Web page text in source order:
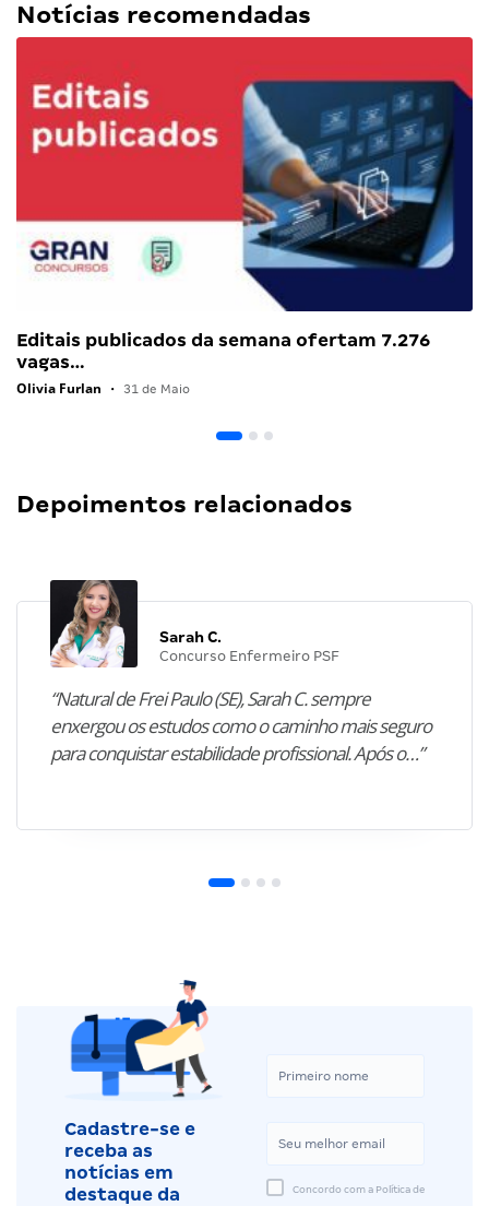
Notícias recomendadas
Editais publicados da semana ofertam 7.276
vagas…
Olivia Furlan • 31 de Maio
Depoimentos relacionados
Sarah C.
Concurso Enfermeiro PSF
“Natural de Frei Paulo (SE), Sarah C. sempre
enxergou os estudos como o caminho mais seguro
para conquistar estabilidade profissional. Após o…”
Cadastre-se e
receba as
notícias em
destaque da
Concordo com a Política de